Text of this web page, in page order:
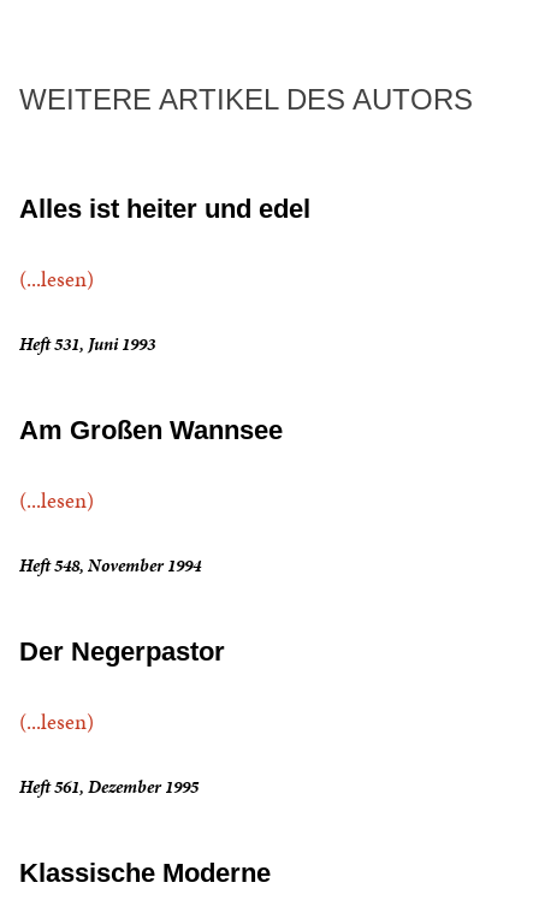
WEITERE ARTIKEL DES AUTORS
Alles ist heiter und edel
(...lesen)
Heft 531, Juni 1993
Am Großen Wannsee
(...lesen)
Heft 548, November 1994
Der Negerpastor
(...lesen)
Heft 561, Dezember 1995
Klassische Moderne